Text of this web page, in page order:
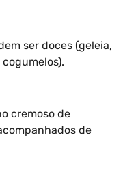
ser doces (geleia,
cremoso de
de